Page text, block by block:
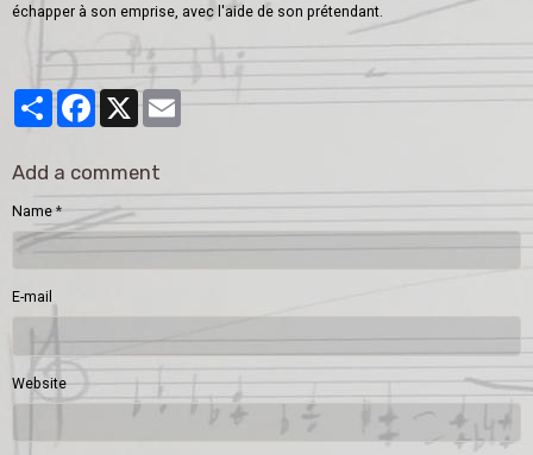
échapper à son emprise, avec l'aide de son prétendant.
PartagerFacebook
Add a comment
Name
E-mail
Website